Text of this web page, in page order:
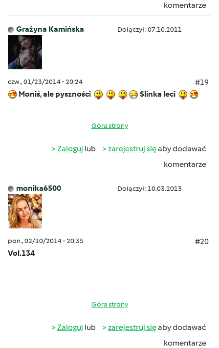
komentarze
Grażyna Kamińska Dołączył : 07.10.2011
czw., 01/23/2014 - 20:24
#19
Moniś, ale pyszności
Slinka leci
Góra strony
Zaloguj lub zarejestruj sięaby dodawać
komentarze
monika6500 Dołączył : 10.03.2013
pon., 02/10/2014 - 20:35
#20
Vol.134
Góra strony
Zaloguj lub zarejestruj sięaby dodawać
komentarze